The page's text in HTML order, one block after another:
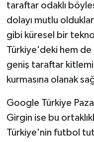
taraftar odaklı
dolayı mutlu
gibi küresel bir
Türkiye'deki hem de
geniş taraftar
kurmasına olanak
Google Türkiye
Girgin ise bu
Türkiye'nin futbol